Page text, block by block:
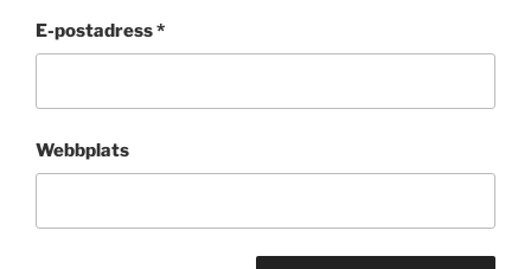
E-postadress*
Webbplats